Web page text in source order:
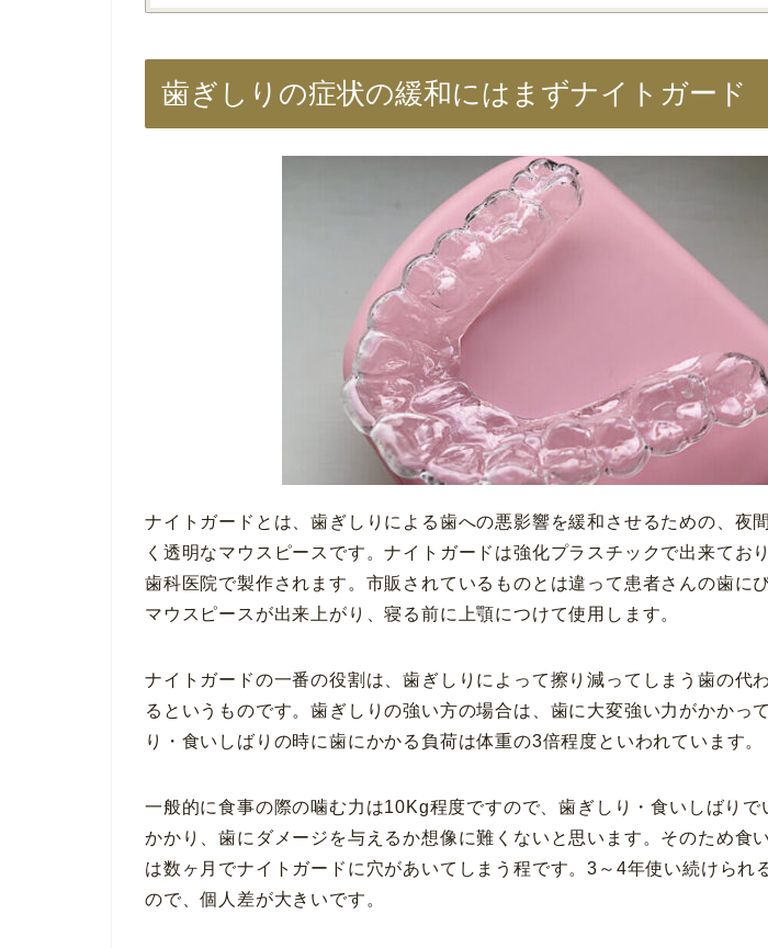
歯ぎしりの症状の緩和にはまずナイトガード
ナイトガードとは、歯ぎしりによる歯への悪影響を緩和させるための、夜
く透明なマウスピースです。ナイトガードは強化プラスチックで出来てお
歯科医院で製作されます。市販されているものとは違って患者さんの歯に
マウスピースが出来上がり、寝る前に上顎につけて使用します。
ナイトガードの一番の役割は、歯ぎしりによって擦り減ってしまう歯の代
るというものです。歯ぎしりの強い方の場合は、歯に大変強い力がかかっ
り・食いしばりの時に歯にかかる負荷は体重の3倍程度といわれています。
一般的に食事の際の噛む力は10Kg程度ですので、歯ぎしり・食いしばりで
かかり、歯にダメージを与えるか想像に難くないと思います。そのため食
は数ヶ月でナイトガードに穴があいてしまう程です。3～4年使い続けられ
ので、個人差が大きいです。